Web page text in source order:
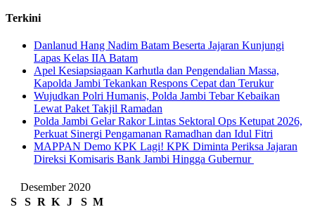
Terkini
Danlanud Hang Nadim Batam Beserta Jajaran Kunjungi
Lapas Kelas IIA Batam
Apel Kesiapsiagaan Karhutla dan Pengendalian Massa,
Kapolda Jambi Tekankan Respons Cepat dan Terukur
Wujudkan Polri Humanis, Polda Jambi Tebar Kebaikan
Lewat Paket Takjil Ramadan
Polda Jambi Gelar Rakor Lintas Sektoral Ops Ketupat 2026,
Perkuat Sinergi Pengamanan Ramadhan dan Idul Fitri
‎MAPPAN Demo KPK Lagi! KPK Diminta Periksa Jajaran
Direksi Komisaris Bank Jambi Hingga Gubernur ‎
Desember 2020
S
S R K J S M